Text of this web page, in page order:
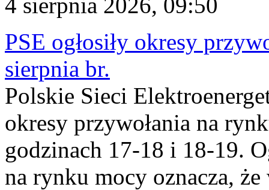
PSE ogłosiły okresy
sierpnia br.
Polskie Sieci
okresy przywołania na
godzinach 17-18 i 18-19.
na rynku mocy oznacza,